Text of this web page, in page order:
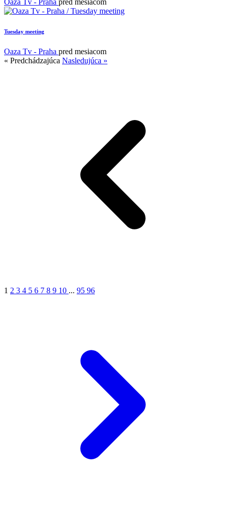
Tuesday meeting
Oaza Tv - Praha pred mesiacom
« Predchádzajúca Nasledujúca »
1 2 3 4 5 6 7 8 9 10 ... 95 96